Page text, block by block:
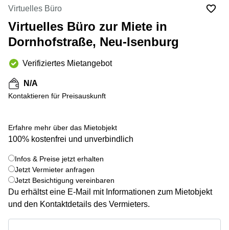
Düsseldorf
Büro
mieten
Köln
Büro
Essen
Büro
Seminarraum
Büro
mieten
Neuss
Büro
mieten
Hamburg
10
Berlin
Kienberger
Allee 4
Berlin
Schönefeld
8 Hannover
Arcus
Torgauer
Str.
Mainzer
Landstraße
69
+ 6 bilder
Virtuelles Büro
Virtuelles Büro zur Miete in
Dornhofstraße, Neu-Isenburg
Verifiziertes Mietangebot
N/A
Kontaktieren für Preisauskunft
Erfahre mehr über das Mietobjekt
100% kostenfrei und unverbindlich
Infos & Preise jetzt erhalten
Jetzt Vermieter anfragen
Jetzt Besichtigung vereinbaren
Du erhältst eine E-Mail mit Informationen zum Mietobjekt
und den Kontaktdetails des Vermieters.